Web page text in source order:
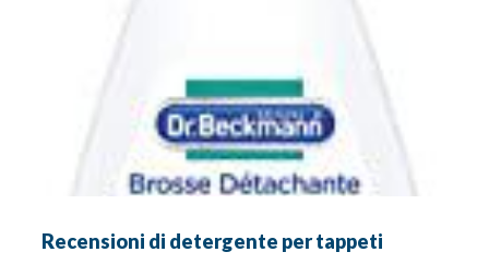
Recensioni di detergente per tappeti